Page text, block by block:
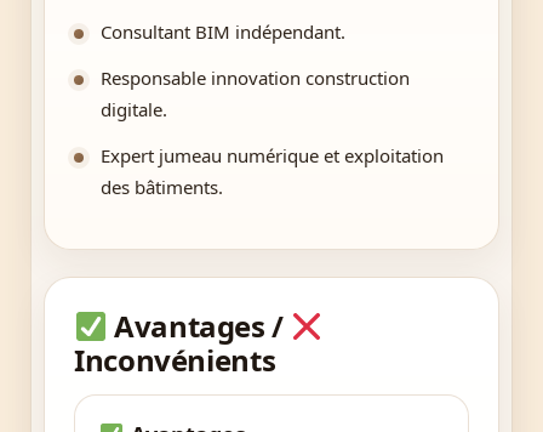
Consultant BIM indépendant.
Responsable innovation construction
digitale.
Expert jumeau numérique et exploitation
des bâtiments.
Avantages /
Inconvénients